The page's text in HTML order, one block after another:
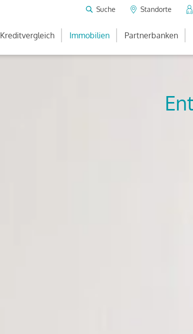
Suche Standorte
Kreditvergleich Immobilien Partnerbanken